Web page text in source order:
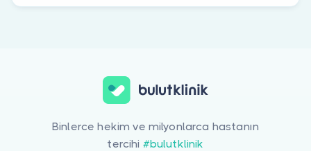
Binlerce hekim ve milyonlarca hastanın
tercihi #bulutklinik